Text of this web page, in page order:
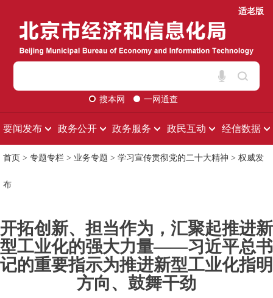
适老版
搜本网 一网通查
要闻发布 政务公开 政务服务 政民互动 经信数据
首页 > 专题专栏 > 业务专题 > 学习宣传贯彻党的二十大精神 > 权威发
布
开拓创新、担当作为，汇聚起推进新
型工业化的强大力量——习近平总书
记的重要指示为推进新型工业化指明
方向、鼓舞干劲